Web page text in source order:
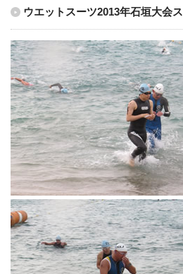
ウエットスーツ2013年石垣大会